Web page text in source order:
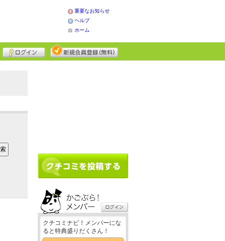
重要なお知らせ
ヘルプ
ホーム
クチコミナビ！メンバーにな
ると特典盛りだくさん！